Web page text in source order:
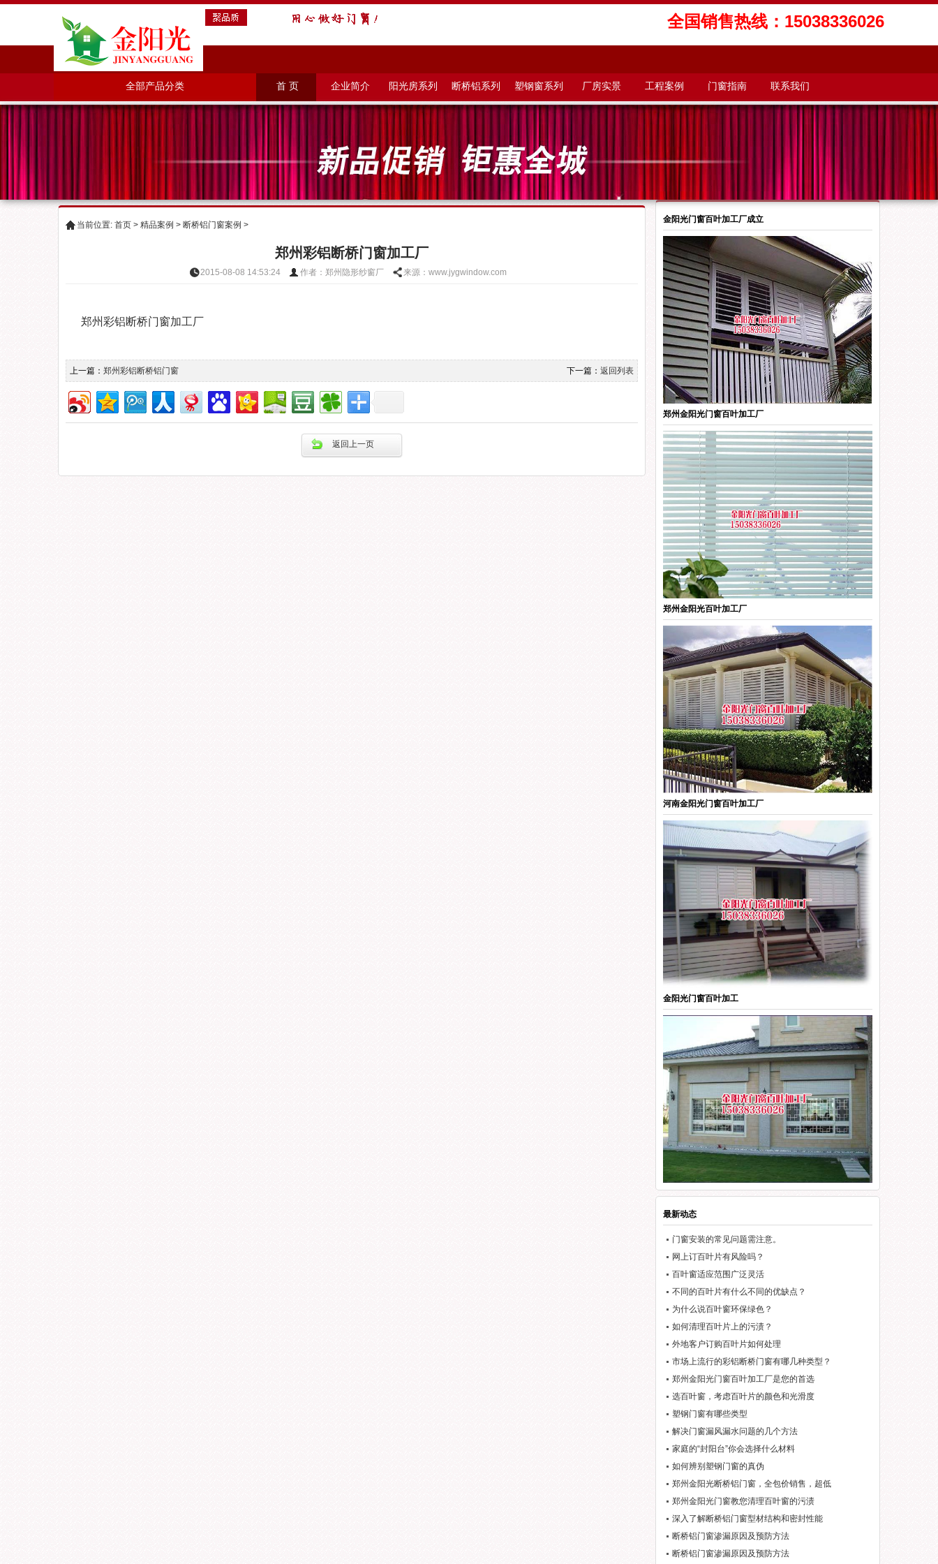
全国销售热线：15038336026
全部产品分类 首 页 企业简介 阳光房系列 断桥铝系列 塑钢窗系列 厂房实景 工程案例 门窗指南 联系我们
当前位置: 首页 > 精品案例 > 断桥铝门窗案例 >
郑州彩铝断桥门窗加工厂
2015-08-08 14:53:24 作者：郑州隐形纱窗厂 来源：www.jygwindow.com
郑州彩铝断桥门窗加工厂
上一篇： 郑州彩铝断桥铝门窗 下一篇： 返回列表
返回上一页
金阳光门窗百叶加工厂成立
郑州金阳光门窗百叶加工厂
郑州金阳光百叶加工厂
河南金阳光门窗百叶加工厂
金阳光门窗百叶加工
最新动态
门窗安装的常见问题需注意。
网上订百叶片有风险吗？
百叶窗适应范围广泛灵活
不同的百叶片有什么不同的优缺点？
为什么说百叶窗环保绿色？
如何清理百叶片上的污渍？
外地客户订购百叶片如何处理
市场上流行的彩铝断桥门窗有哪几种类型？
郑州金阳光门窗百叶加工厂是您的首选
选百叶窗，考虑百叶片的颜色和光滑度
塑钢门窗有哪些类型
解决门窗漏风漏水问题的几个方法
家庭的“封阳台”你会选择什么材料
如何辨别塑钢门窗的真伪
郑州金阳光断桥铝门窗，全包价销售，超低
郑州金阳光门窗教您清理百叶窗的污渍
深入了解断桥铝门窗型材结构和密封性能
断桥铝门窗渗漏原因及预防方法
断桥铝门窗渗漏原因及预防方法